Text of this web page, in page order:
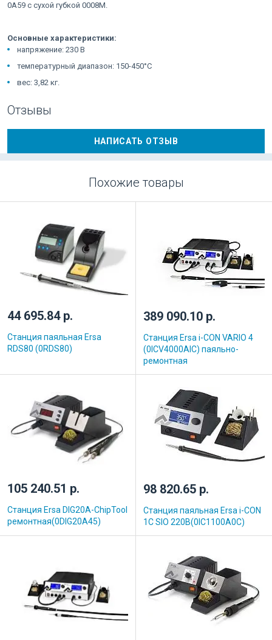
0A59 с сухой губкой 0008M.
Основные характеристики:
напряжение: 230 В
температурный диапазон: 150-450°С
вес: 3,82 кг.
Отзывы
НАПИСАТЬ ОТЗЫВ
Похожие товары
44 695.84 р.
Станция паяльная Ersa
RDS80 (0RDS80)
389 090.10 р.
Станция Ersa i-CON VARIO 4
(0ICV4000AIC) паяльно-
ремонтная
105 240.51 р.
Станция Ersa DIG20A-ChipTool
ремонтная(0DIG20A45)
98 820.65 р.
Станция паяльная Ersa i-CON
1C SIO 220В(0IC1100A0C)